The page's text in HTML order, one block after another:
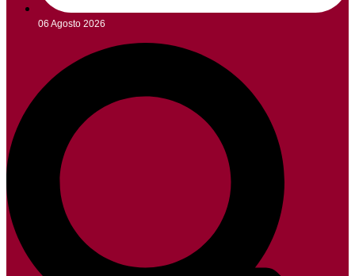
06 Agosto 2026